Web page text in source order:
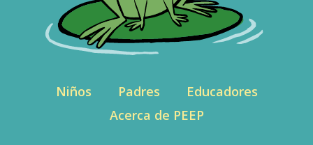
Niños Padres
Educadores
Acerca de PEEP